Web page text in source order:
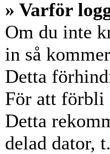
» Varför
Om du inte
in så
Detta
För att förbli
Detta
delad dator,